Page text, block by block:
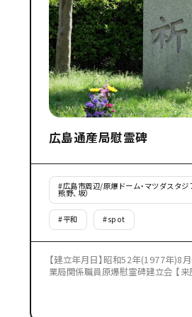
広島通産局慰霊碑
#広島市周辺/原爆ドーム・マツダスタジ
熊野、坂）
#平和 #spot
【建立年月日】昭和52年(1977年)8
業局関係職員原爆慰霊碑建立会 【